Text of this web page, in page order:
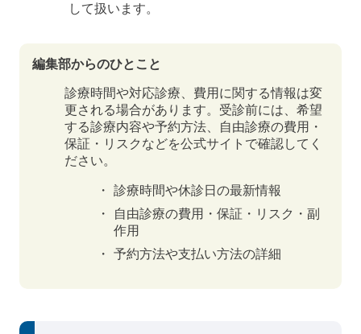
して扱います。
編集部からのひとこと
診療時間や対応診療、費用に関する情報は変
更される場合があります。受診前には、希望
する診療内容や予約方法、自由診療の費用・
保証・リスクなどを公式サイトで確認してく
ださい。
診療時間や休診日の最新情報
自由診療の費用・保証・リスク・副
作用
予約方法や支払い方法の詳細